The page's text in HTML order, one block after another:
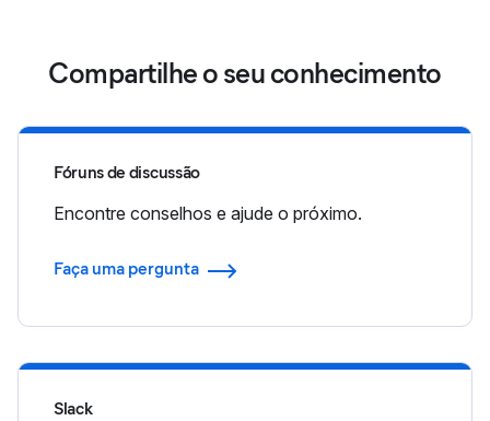
Compartilhe o seu conhecimento
Fóruns de discussão
Encontre conselhos e ajude o próximo.
Faça uma pergunta
Slack